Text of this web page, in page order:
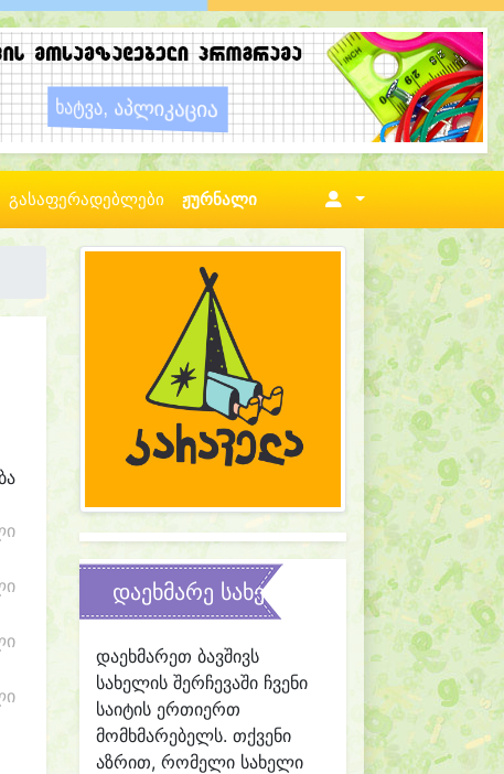
გასაფერადებლები ჟურნალი
დაეხმარე სახელის შერჩევაში
დაეხმარეთ ბავშივს
სახელის შერჩევაში ჩვენი
საიტის ერთიერთ
მომხმარებელს. თქვენი
აზრით, რომელი სახელი